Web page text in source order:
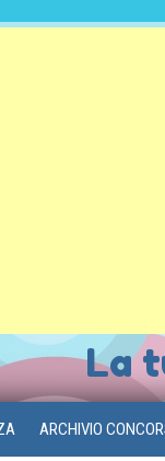
La
ARCHIVIO